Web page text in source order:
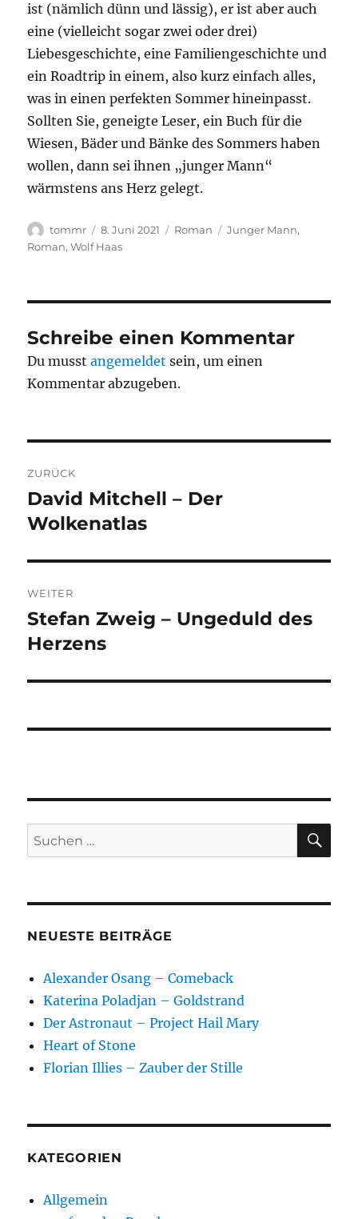
ist (nämlich dünn und lässig), er ist aber auch
eine (vielleicht sogar zwei oder drei)
Liebesgeschichte, eine Familiengeschichte und
ein Roadtrip in einem, also kurz einfach alles,
was in einen perfekten Sommer hineinpasst.
Sollten Sie, geneigte Leser, ein Buch für die
Wiesen, Bäder und Bänke des Sommers haben
wollen, dann sei ihnen „junger Mann“
wärmstens ans Herz gelegt.
Autor
tommr
Veröffentlicht
am
8. Juni 2021 Kategorien
Roman Schlagwörter
Junger Mann,
Roman,Wolf Haas
Schreibe einen Kommentar
Du musstangemeldet sein, um einen
Kommentar abzugeben.
ZURÜCK
Vorheriger
Beitrag:
David Mitchell – Der
Wolkenatlas
WEITER
Nächster
Beitrag:
Stefan Zweig – Ungeduld des
Herzens
Suchen
nach:
NEUESTE BEITRÄGE
Alexander Osang – Comeback
Katerina Poladjan – Goldstrand
Der Astronaut – Project Hail Mary
Heart of Stone
Florian Illies – Zauber der Stille
KATEGORIEN
Allgemein